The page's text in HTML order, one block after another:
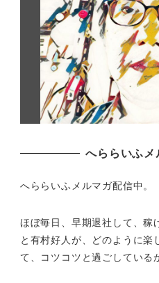
へららいふ
へららいふメルマガ配信中。
ほぼ毎日、早期退社して、稼
と有村好人が、どのように楽
て、 コツコツと過ごしている